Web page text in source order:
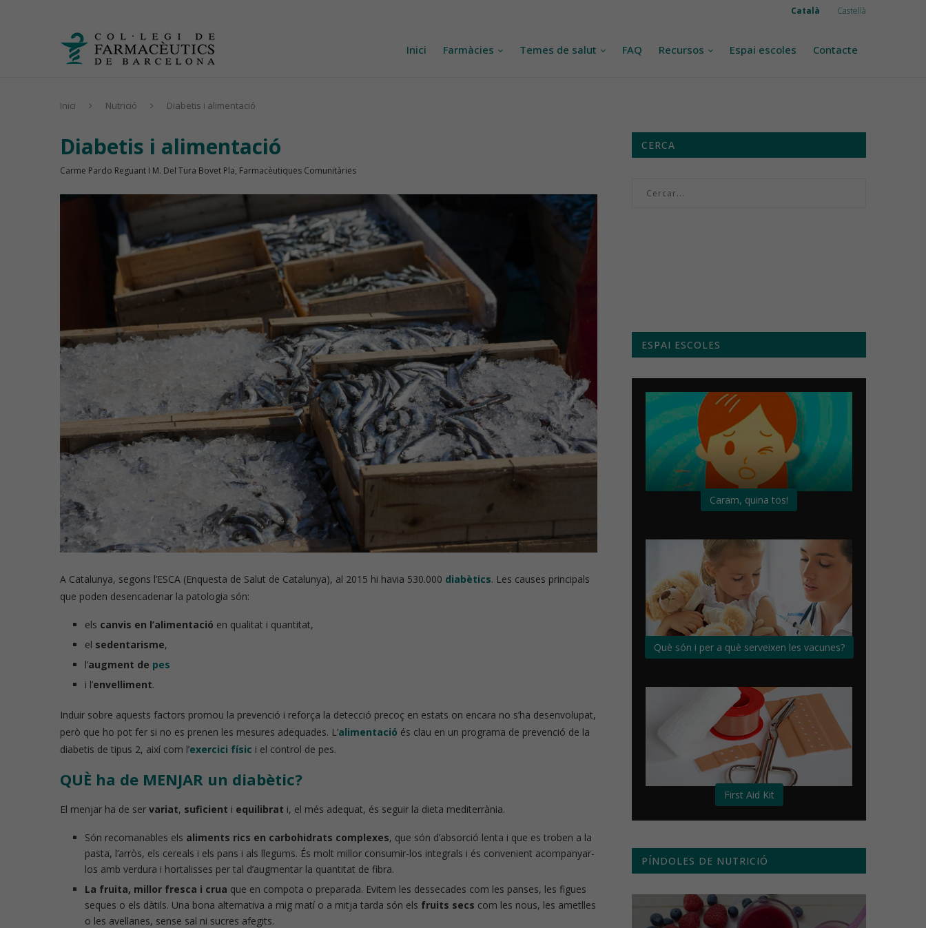
Català Castellà
Inici Farmàcies Temes de salut FAQ Recursos Espai escoles Contacte
Inici Nutrició Diabetis i alimentació
Diabetis i alimentació
Carme Pardo Reguant I M. Del Tura Bovet Pla, Farmacèutiques Comunitàries
A Catalunya, segons l’ESCA (Enquesta de Salut de Catalunya), al 2015 hi havia 530.000 diabètics. Les causes principals
que poden desencadenar la patologia són:
els canvis en l’alimentació en qualitat i quantitat,
el sedentarisme,
l’augment de pes
i l’envelliment.
Induir sobre aquests factors promou la prevenció i reforça la detecció precoç en estats on encara no s’ha desenvolupat,
però que ho pot fer si no es prenen les mesures adequades. L’alimentació és clau en un programa de prevenció de la
diabetis de tipus 2, així com l’exercici físic i el control de pes.
QUÈ ha de MENJAR un diabètic?
El menjar ha de ser variat, suficient i equilibrat i, el més adequat, és seguir la dieta mediterrània.
Són recomanables els aliments rics en carbohidrats complexes, que són d’absorció lenta i que es troben a la
pasta, l’arròs, els cereals i els pans i als llegums. És molt millor consumir-los integrals i és convenient acompanyar-
los amb verdura i hortalisses per tal d’augmentar la quantitat de fibra.
La fruita, millor fresca i crua que en compota o preparada. Evitem les dessecades com les panses, les figues
seques o els dàtils. Una bona alternativa a mig matí o a mitja tarda són els fruits secs com les nous, les ametlles
o les avellanes, sense sal ni sucres afegits.
CERCA
ESPAI ESCOLES
Caram, quina tos!
Què són i per a què serveixen les vacunes?
First Aid Kit
PÍNDOLES DE NUTRICIÓ